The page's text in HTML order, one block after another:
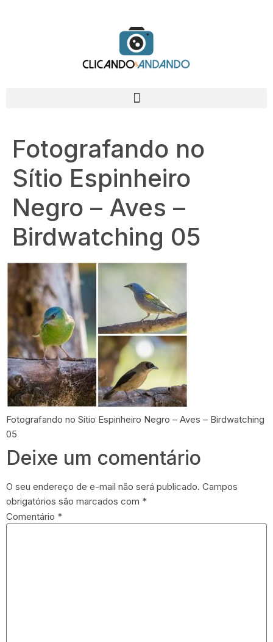
Fotografando no
Sítio Espinheiro
Negro – Aves –
Birdwatching 05
Fotografando no Sítio Espinheiro Negro – Aves – Birdwatching
05
Deixe um comentário
O seu endereço de e-mail não será publicado. Campos
obrigatórios são marcados com *
Comentário *